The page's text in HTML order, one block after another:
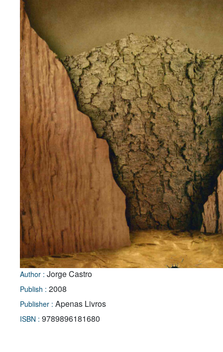
Author : Jorge Castro
Publish : 2008
Publisher : Apenas Livros
ISBN : 9789896181680